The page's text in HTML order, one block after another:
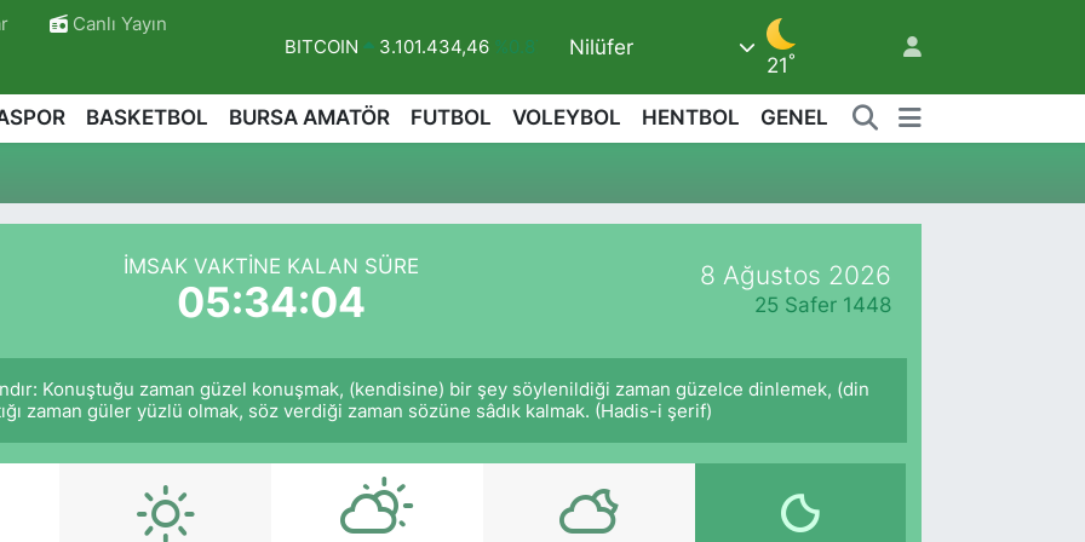
Canlı Yayın
BITCOIN 3.101.434,46 %0.87
DOLAR
47,7436 %0.18
GRAM ALTIN
6648.99 %2.59
BİST100
Nilüfer
21°
BASKETBOL BURSA AMATÖR FUTBOL VOLEYBOL HENTBOL GENEL
İMSAK VAKTINE KALAN SÜRE
05:34:03
8 Ağustos 2026
25 Safer 1448
Konuştuğu zaman güzel konuşmak, (kendisine) bir şey söylenildiği zaman güzelce dinlemek, (din
zaman güler yüzlü olmak, söz verdiği zaman sözüne sâdık kalmak. (Hadis-i şerif)